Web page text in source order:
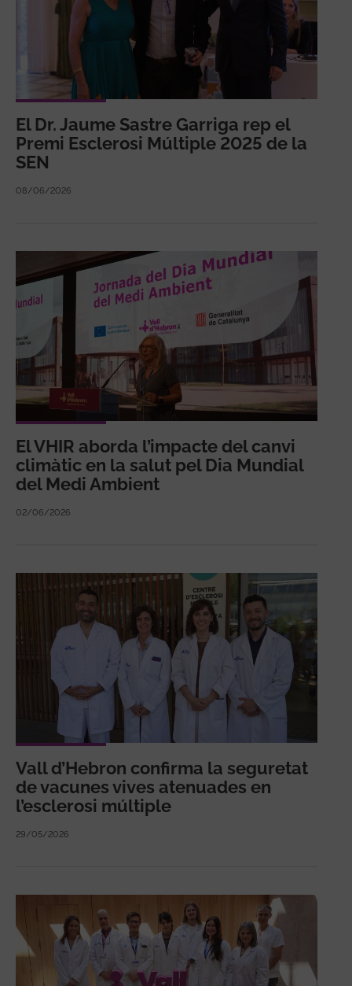
El Dr. Jaume Sastre Garriga rep el
Premi Esclerosi Múltiple 2025 de la
SEN
08/06/2026
El VHIR aborda l’impacte del canvi
climàtic en la salut pel Dia Mundial
del Medi Ambient
02/06/2026
Vall d’Hebron confirma la seguretat
de vacunes vives atenuades en
l’esclerosi múltiple
29/05/2026